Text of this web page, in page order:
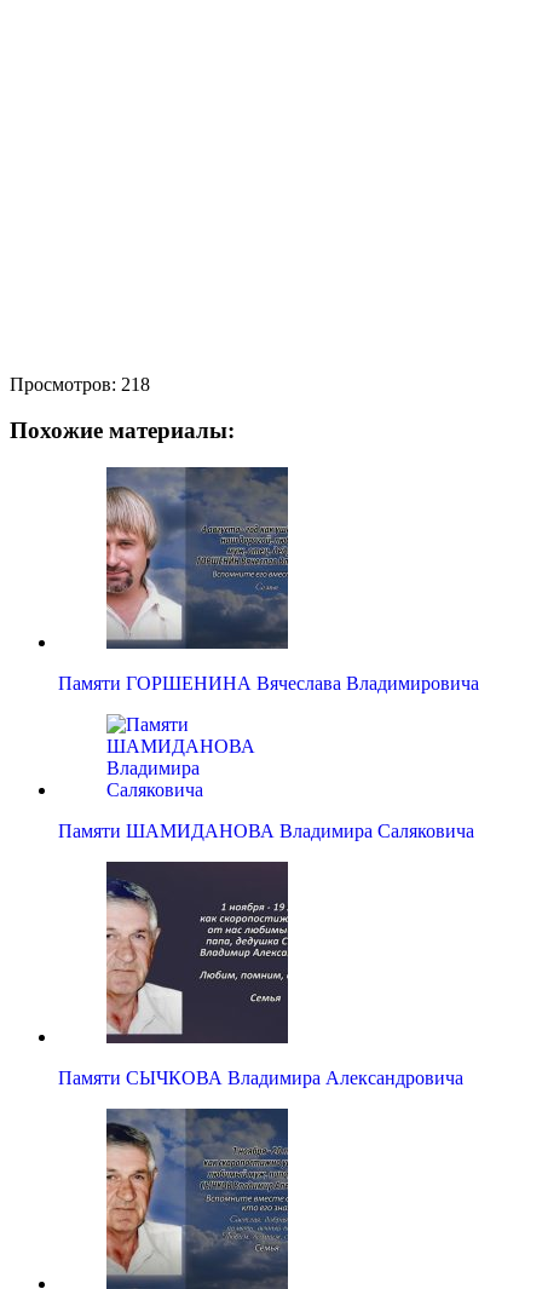
Просмотров: 218
Похожие материалы:
Памяти ГОРШЕНИНА Вячеслава Владимировича
Памяти ШАМИДАНОВА Владимира Саляковича
Памяти СЫЧКОВА Владимира Александровича